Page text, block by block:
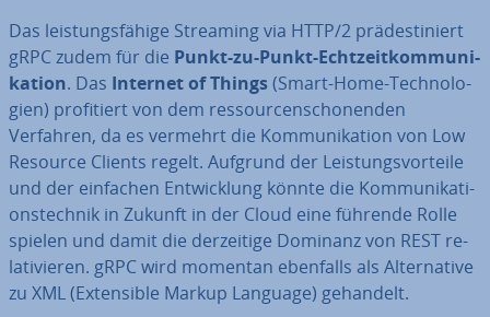
Das leis­tungs­fä­hi­ge Streaming via HTTP/2 prä­de­sti­niert
gRPC zudem für die Punkt-zu-Punkt-Echt­zeit­kom­mu­ni­
ka­ti­on. Das Internet of Things(Smart-Home-Tech­no­lo­
gien) pro­fi­tiert von dem res­sour­cen­scho­nen­den
Verfahren, da es vermehrt die Kom­mu­ni­ka­ti­on von Low
Resource Clients regelt. Aufgrund der Leis­tungs­vor­tei­le
und der einfachen Ent­wick­lung könnte die Kom­mu­ni­ka­ti­
ons­tech­nik in Zukunft in der Cloud eine führende Rolle
spielen und damit die der­zei­ti­ge Dominanz von REST re­
la­ti­vie­ren. gRPC wird momentan ebenfalls als Al­ter­na­ti­ve
zu XML (Ex­ten­si­ble Markup Language) gehandelt.